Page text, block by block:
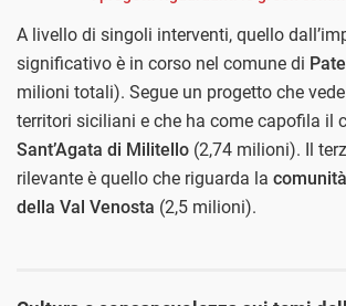
A livello di singoli interventi, quello
significativo è in corso nel comune di
milioni totali). Segue un progetto che
territori siciliani e che ha come capofila il
Sant’Agata di Militello (2,74 milioni). Il
rilevante è quello che riguarda la
della Val Venosta (2,5 milioni).